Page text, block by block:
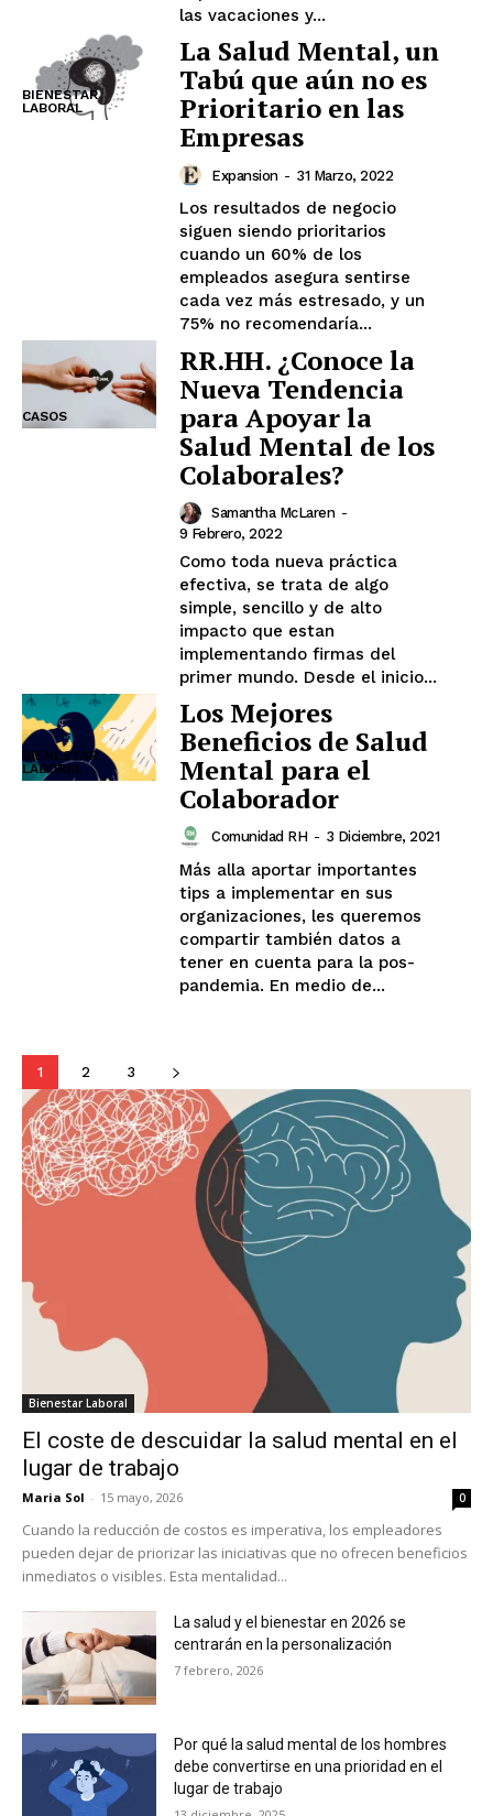
las vacaciones y...
BIENESTAR
LABORAL
La Salud Mental, un
Tabú que aún no es
Prioritario en las
Empresas
Expansion - 31 Marzo, 2022
Los resultados de negocio
siguen siendo prioritarios
cuando un 60% de los
empleados asegura sentirse
cada vez más estresado, y un
75% no recomendaría...
CASOS
RR.HH. ¿Conoce la
Nueva Tendencia
para Apoyar la
Salud Mental de los
Colaborales?
Samantha McLaren -
9 Febrero, 2022
Como toda nueva práctica
efectiva, se trata de algo
simple, sencillo y de alto
impacto que estan
implementando firmas del
primer mundo. Desde el inicio...
BIENESTAR
LABORAL
Los Mejores
Beneficios de Salud
Mental para el
Colaborador
Comunidad RH - 3 Diciembre, 2021
Más alla aportar importantes
tips a implementar en sus
organizaciones, les queremos
compartir también datos a
tener en cuenta para la pos-
pandemia. En medio de...
1 2 3
Bienestar Laboral
El coste de descuidar la salud mental en el
lugar de trabajo
Maria Sol - 15 mayo, 2026 0
Cuando la reducción de costos es imperativa, los empleadores
pueden dejar de priorizar las iniciativas que no ofrecen beneficios
inmediatos o visibles. Esta mentalidad...
La salud y el bienestar en 2026 se
centrarán en la personalización
7 febrero, 2026
Por qué la salud mental de los hombres
debe convertirse en una prioridad en el
lugar de trabajo